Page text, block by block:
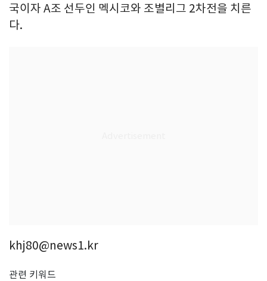
국이자 A조 선두인 멕시코와 조별리그 2차전을 치른
다.
khj80@news1.kr
관련 키워드